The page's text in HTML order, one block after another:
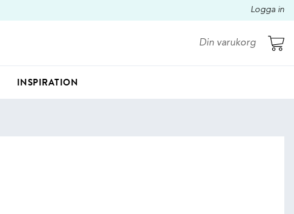
Logga in
Din varukorg
INSPIRATION